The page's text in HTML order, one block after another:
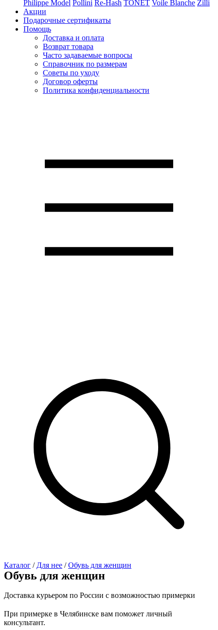
Philippe Model Pollini Re-Hash TONET Voile Blanche Zilli
Акции
Подарочные сертификаты
Помощь
Доставка и оплата
Возврат товара
Часто задаваемые вопросы
Справочник по размерам
Советы по уходу
Договор оферты
Политика конфиденциальности
Каталог / Для нее /Обувь для женщин
Обувь для женщин
Доставка курьером по России с возможностью примерки
При примерке в Челябинске вам поможет личный
консультант.